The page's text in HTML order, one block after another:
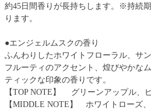
約45日間香りが長持ちします。※持続
ります。
●エンジェルムスクの香り
ふんわりしたホワイトフローラル、サ
フルーティのアクセント、煌びやかな
ティックな印象の香りです。
【TOP NOTE】 グリーンアップル、
【MIDDLE NOTE】 ホワイトローズ